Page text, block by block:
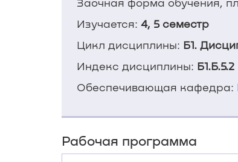
Изучается: 4, 5 семестр
Цикл дисциплины: Б1.
Индекс дисциплины: Б1.Б.5.2
Обеспечивающая кафедра:
Рабочая программа